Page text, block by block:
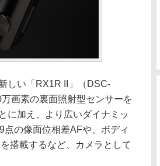
しい「RX1R II」（DSC-
画素の裏面照射型センサーを
に加え、より広いダイナミッ
の像面位相差AFや、ボディ
搭載するなど、カメラとして